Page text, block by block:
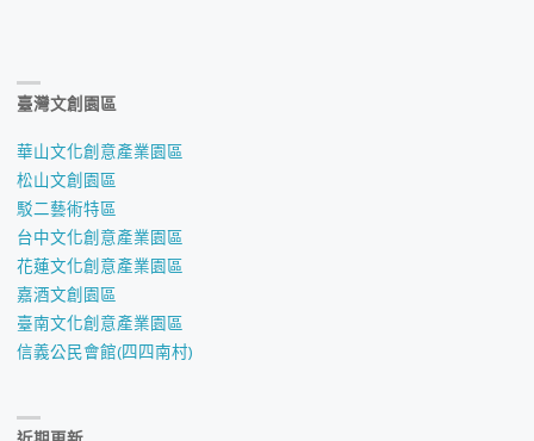
臺灣文創園區
華山文化創意產業園區
松山文創園區
駁二藝術特區
台中文化創意產業園區
花蓮文化創意產業園區
嘉酒文創園區
臺南文化創意產業園區
信義公民會館(四四南村)